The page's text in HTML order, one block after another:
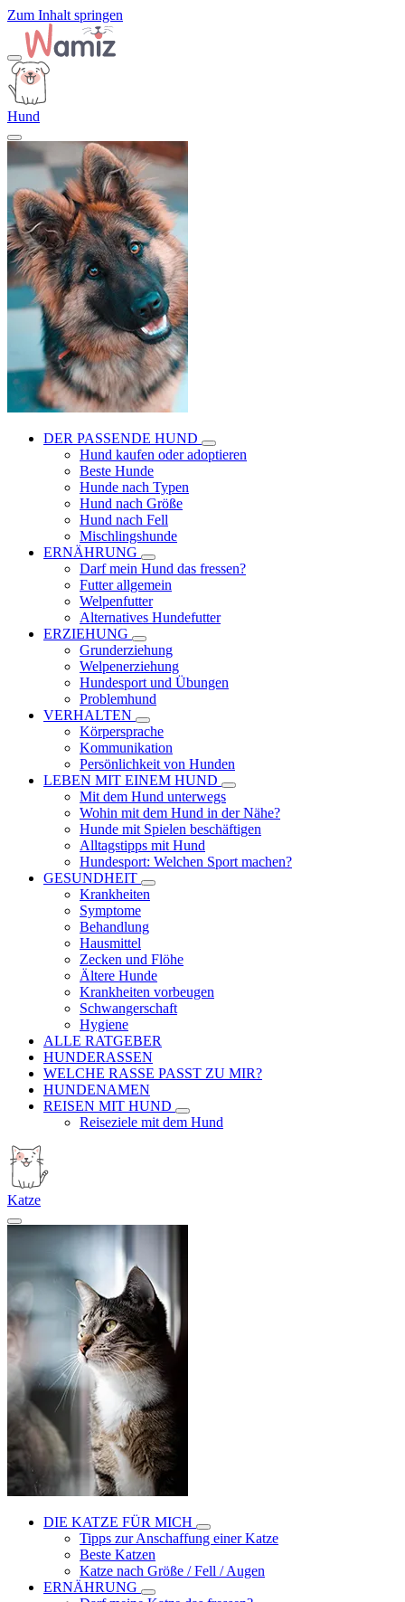
Zum Inhalt springen
Hund
DER PASSENDE HUND
Hund kaufen oder adoptieren
Beste Hunde
Hunde nach Typen
Hund nach Größe
Hund nach Fell
Mischlingshunde
ERNÄHRUNG
Darf mein Hund das fressen?
Futter allgemein
Welpenfutter
Alternatives Hundefutter
ERZIEHUNG
Grunderziehung
Welpenerziehung
Hundesport und Übungen
Problemhund
VERHALTEN
Körpersprache
Kommunikation
Persönlichkeit von Hunden
LEBEN MIT EINEM HUND
Mit dem Hund unterwegs
Wohin mit dem Hund in der Nähe?
Hunde mit Spielen beschäftigen
Alltagstipps mit Hund
Hundesport: Welchen Sport machen?
GESUNDHEIT
Krankheiten
Symptome
Behandlung
Hausmittel
Zecken und Flöhe
Ältere Hunde
Krankheiten vorbeugen
Schwangerschaft
Hygiene
ALLE RATGEBER
HUNDERASSEN
WELCHE RASSE PASST ZU MIR?
HUNDENAMEN
REISEN MIT HUND
Reiseziele mit dem Hund
Katze
DIE KATZE FÜR MICH
Tipps zur Anschaffung einer Katze
Beste Katzen
Katze nach Größe / Fell / Augen
ERNÄHRUNG